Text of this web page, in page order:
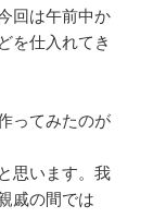
回は午前中か
を仕入れてき
ってみたのが
思います。我
戚の間では